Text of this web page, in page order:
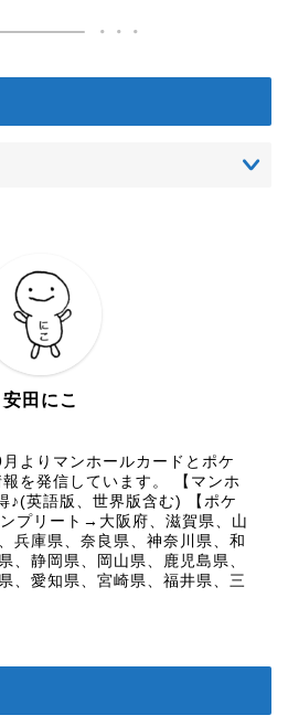
安田にこ
よりマンホールカードとポケ
を発信しています。 【マンホ
♪(英語版、世界版含む) 【ポケ
プリート→大阪府、滋賀県、山
兵庫県、奈良県、神奈川県、和
、静岡県、岡山県、鹿児島県、
、愛知県、宮崎県、福井県、三